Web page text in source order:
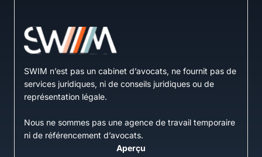
SWIM n’est pas un cabinet d’avocats, ne fournit pas de
services juridiques, ni de conseils juridiques ou de
représentation légale.
Nous ne sommes pas une agence de travail temporaire
ni de référencement d’avocats.
Aperçu